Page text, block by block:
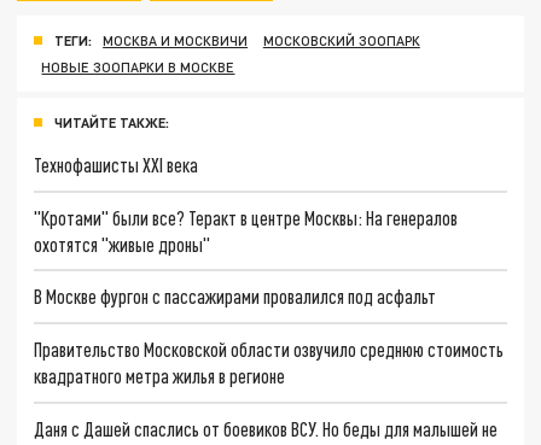
ТЕГИ: МОСКВА И МОСКВИЧИ
МОСКОВСКИЙ ЗООПАРК
НОВЫЕ ЗООПАРКИ В МОСКВЕ
ЧИТАЙТЕ ТАКЖЕ:
Технофашисты XXI века
"Кротами" были все? Теракт в центре Москвы: На генералов
охотятся "живые дроны"
В Москве фургон с пассажирами провалился под асфальт
Правительство Московской области озвучило среднюю стоимость
квадратного метра жилья в регионе
Даня с Дашей спаслись от боевиков ВСУ. Но беды для малышей не